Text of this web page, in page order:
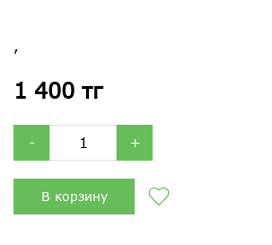
1 400 тг
- +
В корзину